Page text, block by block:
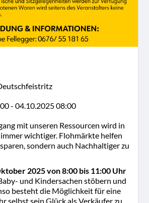
- 04.10.2025 08:00
mit unseren Ressourcen wird in
wichtiger. Flohmärkte helfen
sondern auch Nachhaltiger zu
2025 von 8:00 bis 11:00 Uhr
und Kindersachen stöbern und
besteht die Möglichkeit für eine
selbst sein Glück als Verkäufer zu